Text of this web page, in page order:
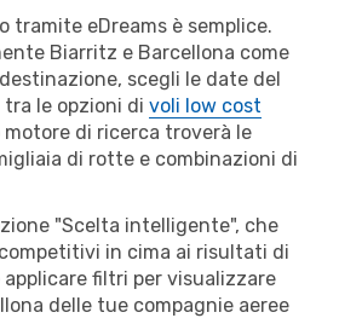
tramite eDreams è semplice.
Biarritz e Barcellona come
scegli le date del
le opzioni di voli low cost
di ricerca troverà le
di rotte e combinazioni di
"Scelta intelligente", che
in cima ai risultati di
filtri per visualizzare
delle tue compagnie aeree